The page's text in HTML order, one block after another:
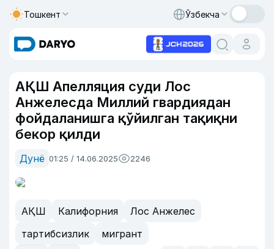
Тошкент Ўзбекча
АҚШ Апелляция суди Лос
Анжелесда Миллий гвардиядан
фойдаланишга қўйилган тақиқни
бекор қилди
Дунё 01:25 / 14.06.2025 2246
АҚШ Калифорния
Лос Анжелес
тартибсизлик
мигрант